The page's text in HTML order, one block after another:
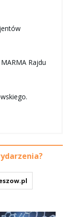
Rajdu